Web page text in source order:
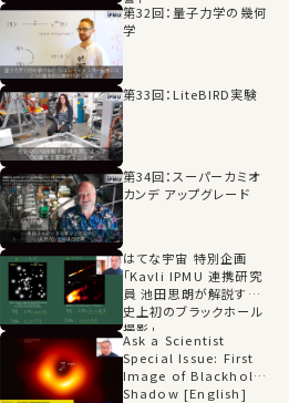
第32回：量子力学の幾何
学
第33回：LiteBIRD実験
第34回：スーパーカミオ
カンデ アップグレード
はてな宇宙 特別企画
「Kavli IPMU 連携研究
員 池田思朗が解説する
史上初のブラックホール
撮影」
Ask a Scientist
Special Issue: First
Image of Blackhole
Shadow [English]